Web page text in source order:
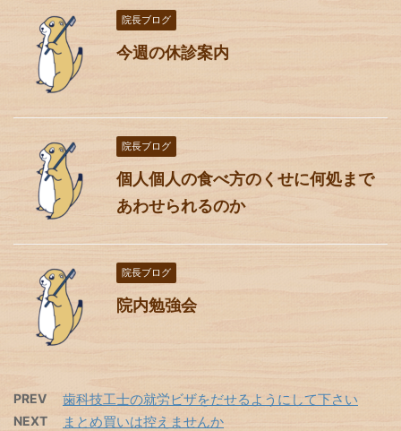
院長ブログ
今週の休診案内
院長ブログ
個人個人の食べ方のくせに何処まで
あわせられるのか
院長ブログ
院内勉強会
PREV 歯科技工士の就労ビザをだせるようにして下さい
NEXT まとめ買いは控えませんか